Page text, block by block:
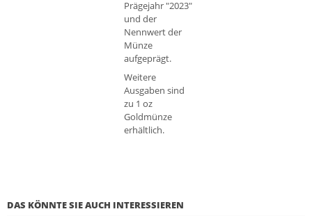
Prägejahr "2023"
und der
Nennwert der
Münze
aufgeprägt.
Weitere
Ausgaben sind
zu 1 oz
Goldmünze
erhältlich.
DAS KÖNNTE SIE AUCH INTERESSIEREN